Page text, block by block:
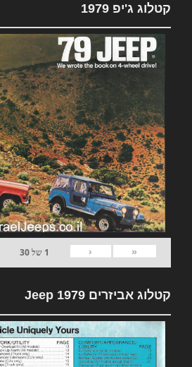
קטלוג ג'יפ 1979
«
‹
1 של30
קטלוג אביזרים 1979 Jeep